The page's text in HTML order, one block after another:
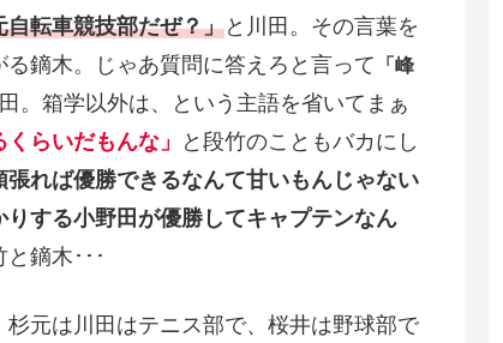
転車競技部だぜ？」と川田。その言葉を
鏑木。じゃあ質問に答えろと言って
「峰
。箱学以外は、という主語を省いてまぁ
らいだもんな」
と段竹のこともバカにし
張れば優勝できるなんて甘いもんじゃない
する小野田が優勝してキャプテンなん
鏑木･･･
元は川田はテニス部で、桜井は野球部で